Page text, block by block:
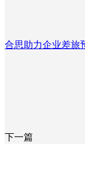
合思助力企业差旅
下一篇